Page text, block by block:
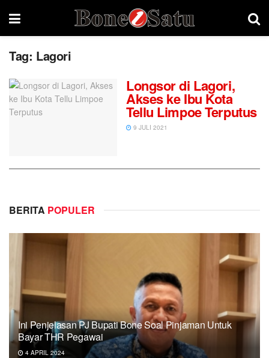
Tag: Lagori
Longsor di Lagori,
Akses ke Ibu Kota
Tellu Limpoe Terputus
9 JULI 2021
BERITA POPULER
Ini Penjelasan PJ Bupati Bone Soal Pinjaman Untuk
Bayar THR Pegawai
4 APRIL 2024